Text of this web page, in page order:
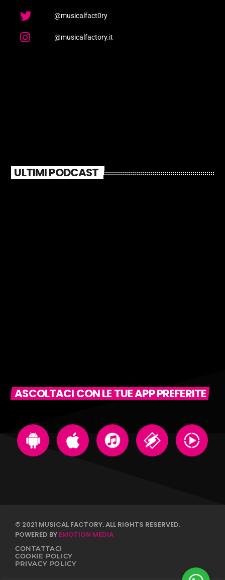
@musicalfact0ry
@musicalfactory.it
ULTIMI PODCAST
ASCOLTACI CON LE TUE APP PREFERITE
© 2021 MUSICAL FACTORY. ALL RIGHTS RESERVED.
POWERED BY EMOTION MEDIA
CONTATTACI
COOKIE POLICY
PRIVACY POLICY